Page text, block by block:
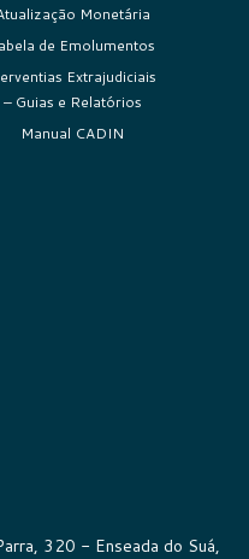
Monetária
de Emolumentos
Extrajudiciais
– Guias e Relatórios
Manual CADIN
320 - Enseada do Suá,